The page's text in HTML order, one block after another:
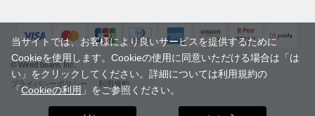
© Wired beans Inc.
プライバシーポリシー 利用規約
当サイトでは、お客様により良いサービスを提供するために
Cookieを使用します。Cookieの使用に同意いただける場合は「は
い」をクリックしてください。詳細については利用規約の
「 Cookieの利用 」をご参照ください。